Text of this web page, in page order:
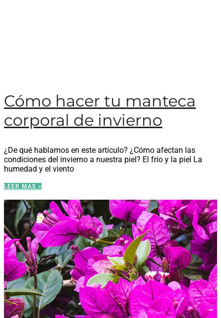
Cómo hacer tu manteca
corporal de invierno
¿De qué hablamos en este artículo? ¿Cómo afectan las
condiciones del invierno a nuestra piel? El frío y la piel La
humedad y el viento
LEER MÁS >